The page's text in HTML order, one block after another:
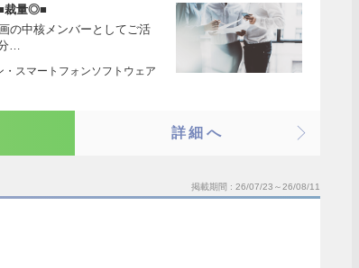
裁量◎■
の中核メンバーとしてご活
…
・スマートフォンソフトウェア
詳細へ
掲載期間 26/07/23～26/08/11